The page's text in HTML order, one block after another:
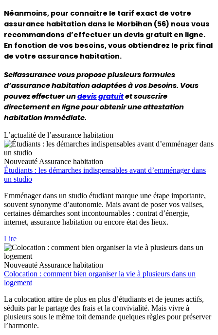
Néanmoins, pour connaitre le tarif exact de votre
assurance habitation dans le Morbihan (56) nous vous
recommandons d’effectuer un devis gratuit en ligne.
En fonction de vos besoins, vous obtiendrez le prix final
de votre assurance habitation.
Selfassurance vous propose plusieurs formules
d’assurance habitation adaptées à vos besoins. Vous
pouvez effectuer un devis gratuit et souscrire
directement en ligne pour obtenir une attestation
habitation immédiate.
L’actualité de l’assurance habitation
Nouveauté Assurance habitation
Étudiants : les démarches indispensables avant d’emménager dans
un studio
Emménager dans un studio étudiant marque une étape importante,
souvent synonyme d’autonomie. Mais avant de poser vos valises,
certaines démarches sont incontournables : contrat d’énergie,
internet, assurance habitation ou encore état des lieux.
Lire
Nouveauté Assurance habitation
Colocation : comment bien organiser la vie à plusieurs dans un
logement
La colocation attire de plus en plus d’étudiants et de jeunes actifs,
séduits par le partage des frais et la convivialité. Mais vivre à
plusieurs sous le même toit demande quelques règles pour préserver
l’harmonie.